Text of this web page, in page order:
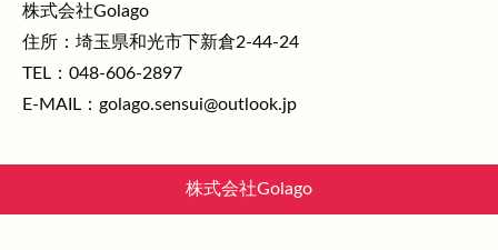
株式会社Golago
住所：埼玉県和光市下新倉2-44-24
TEL：048-606-2897
E-MAIL：golago.sensui@outlook.jp
株式会社Golago